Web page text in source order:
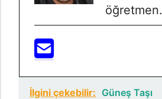
öğretmen.
İlgini çekebilir: Güneş Taşı